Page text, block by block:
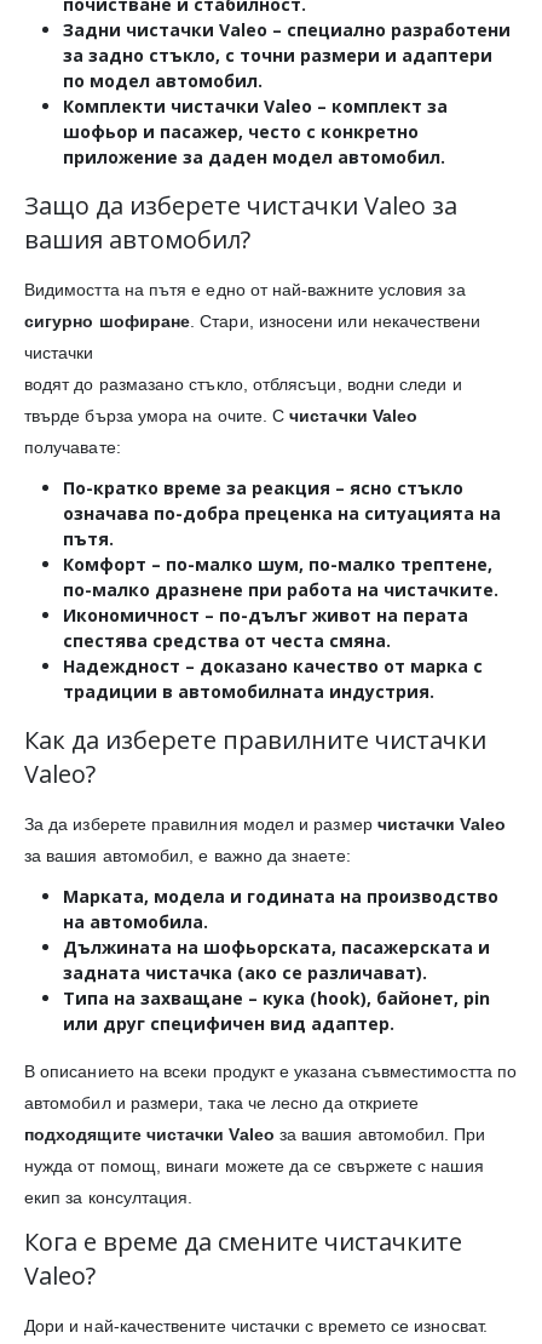
Задни чистачки Valeo – специално разработени
за задно стъкло, с точни размери и адаптери
по модел автомобил.
Комплекти чистачки Valeo – комплект за
шофьор и пасажер, често с конкретно
приложение за даден модел автомобил.
Защо да изберете чистачки Valeo за
вашия автомобил?
Видимостта на пътя е едно от най-важните условия за
сигурно шофиране . Стари, износени или некачествени
чистачки
водят до размазано стъкло, отблясъци, водни следи и
твърде бърза умора на очите. Счистачки Valeo
получавате:
По-кратко време за реакция – ясно стъкло
означава по-добра преценка на ситуацията на
пътя.
Комфорт – по-малко шум, по-малко трептене,
по-малко дразнене при работа на чистачките.
Икономичност – по-дълъг живот на перата
спестява средства от честа смяна.
Надеждност – доказано качество от марка с
традиции в автомобилната индустрия.
Как да изберете правилните чистачки
Valeo?
За да изберете правилния модел и размер чистачки Valeo
за вашия автомобил, е важно да знаете:
Марката, модела и годината на производство
на автомобила.
Дължината на шофьорската, пасажерската и
задната чистачка (ако се различават).
Типа на захващане – кука (hook), байонет, pin
или друг специфичен вид адаптер.
В описанието на всеки продукт е указана съвместимостта по
автомобил и размери, така че лесно да откриете
подходящите чистачки Valeo за вашия автомобил. При
нужда от помощ, винаги можете да се свържете с нашия
екип за консултация.
Кога е време да смените чистачките
Valeo?
Дори и най-качествените чистачки с времето се износват.